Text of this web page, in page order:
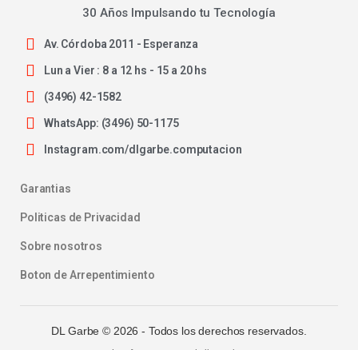
30 Años Impulsando tu Tecnología
Av. Córdoba 2011 - Esperanza
Lun a Vier : 8 a 12 hs - 15 a 20 hs
(3496) 42-1582
WhatsApp: (3496) 50-1175
Instagram.com/dlgarbe.computacion
Garantias
Politicas de Privacidad
Sobre nosotros
Boton de Arrepentimiento
DL Garbe © 2026 - Todos los derechos reservados.